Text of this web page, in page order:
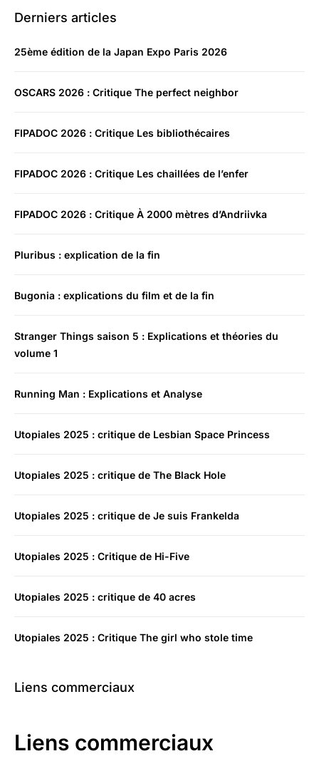
Derniers articles
25ème édition de la Japan Expo Paris 2026
OSCARS 2026 : Critique The perfect neighbor
FIPADOC 2026 : Critique Les bibliothécaires
FIPADOC 2026 : Critique Les chaillées de l’enfer
FIPADOC 2026 : Critique À 2000 mètres d’Andriivka
Pluribus : explication de la fin
Bugonia : explications du film et de la fin
Stranger Things saison 5 : Explications et théories du
volume 1
Running Man : Explications et Analyse
Utopiales 2025 : critique de Lesbian Space Princess
Utopiales 2025 : critique de The Black Hole
Utopiales 2025 : critique de Je suis Frankelda
Utopiales 2025 : Critique de Hi-Five
Utopiales 2025 : critique de 40 acres
Utopiales 2025 : Critique The girl who stole time
Liens commerciaux
Liens commerciaux